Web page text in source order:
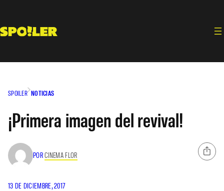
contenido
SPOILER NOTICIAS
¡Primera imagen del revival!
PORCINEMA FLOR
13 DE DICIEMBRE, 2017